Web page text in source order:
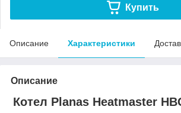
Купить
Описание Характеристики
Описание
Котел Planas Heatmaster